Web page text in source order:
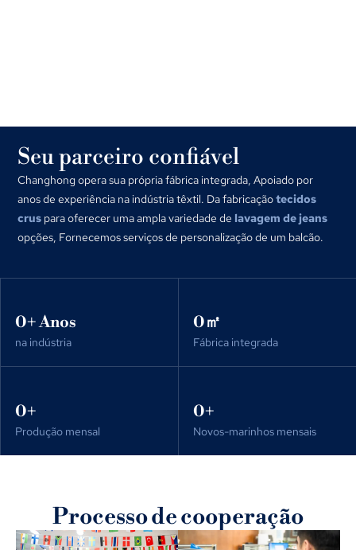
Seu parceiro confiável
Changhong opera sua própria fábrica integrada, Apoiado por
anos de experiência na indústria têxtil. Da fabricaçãotecidos
crus para oferecer uma ampla variedade de lavagem de jeans
opções, Fornecemos serviços de personalização de um balcão.
0+ Anos
na indústria
0㎡
Fábrica integrada
0+
Produção mensal
0+
Novos-marinhos mensais
Processo de cooperação